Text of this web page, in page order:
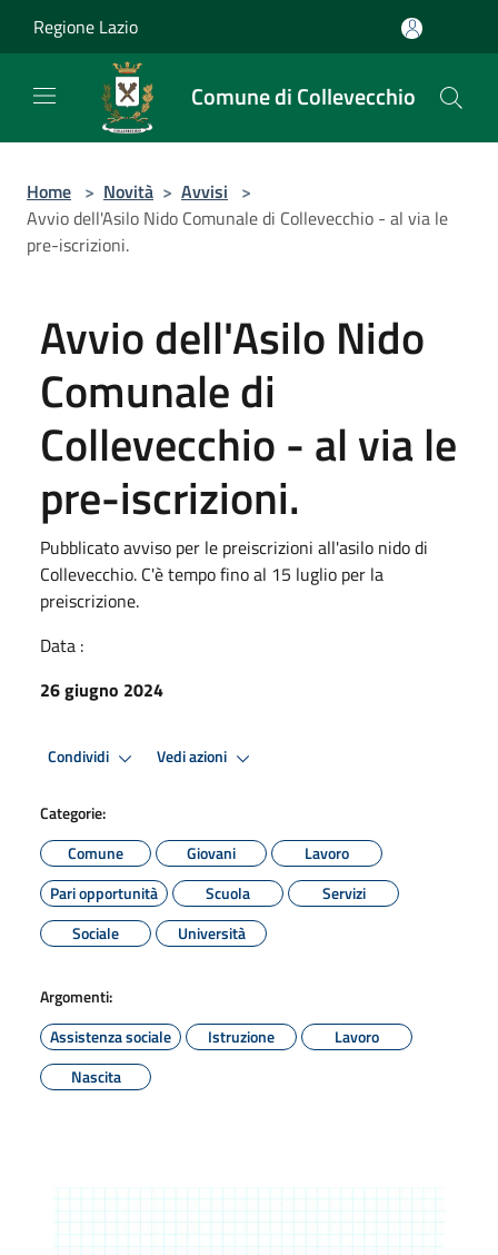
Regione Lazio
Comune di Collevecchio
Home > Novità > Avvisi >
Avvio dell'Asilo Nido Comunale di Collevecchio - al via le
pre-iscrizioni.
Avvio dell'Asilo Nido
Comunale di
Collevecchio - al via le
pre-iscrizioni.
Pubblicato avviso per le preiscrizioni all'asilo nido di
Collevecchio. C'è tempo fino al 15 luglio per la
preiscrizione.
Data :
26 giugno 2024
Condividi Vedi azioni
Categorie:
Comune
Giovani
Lavoro
Pari opportunità
Scuola
Servizi
Sociale
Università
Argomenti:
Assistenza sociale
Istruzione
Lavoro
Nascita